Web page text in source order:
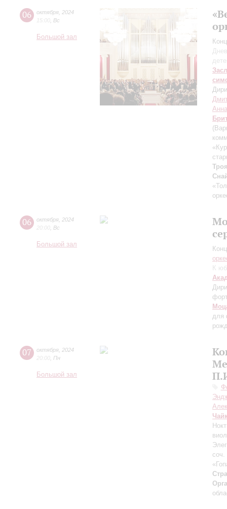
06 октября 2024
15:00 Вс
Большой зал
06 октября 2024
20:00 Вс
Большой зал
К
для
07 октября 2024
20:00 Пн
Большой зал